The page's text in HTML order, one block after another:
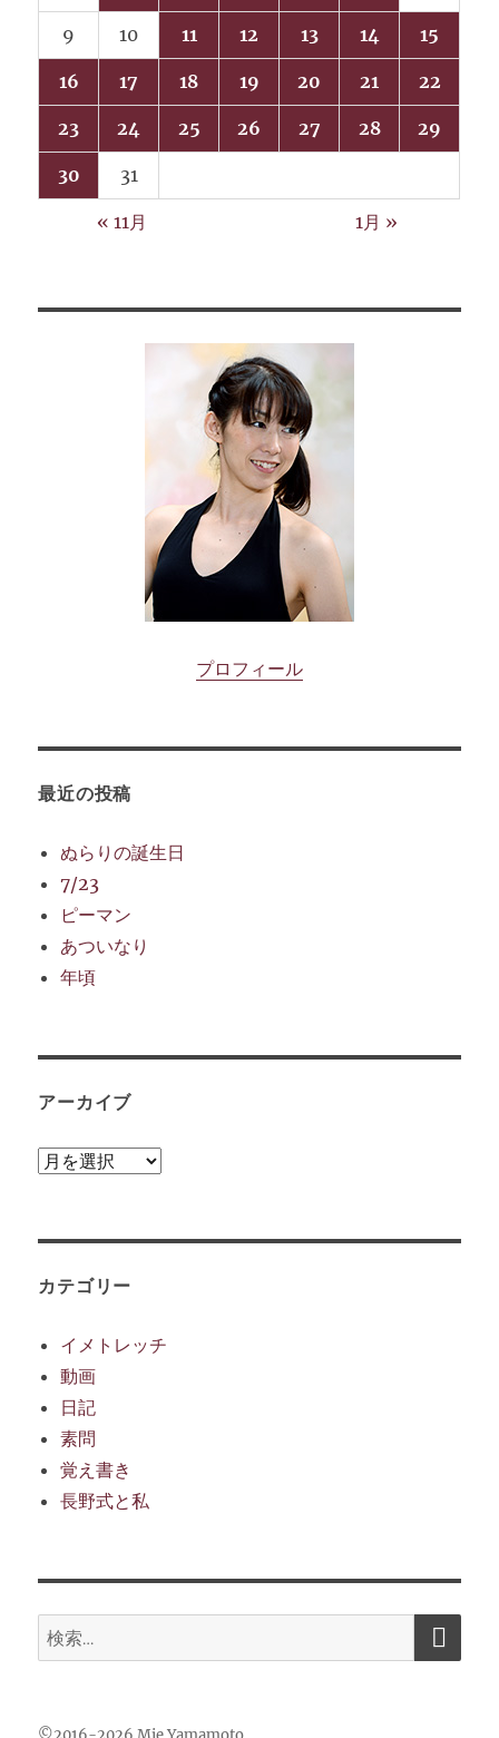
9 10 11 12 13 14 15
16 17 18 19 20 21 22
23 24 25 26 27 28 29
30 31
« 11月 1月 »
プロフィール
最近の投稿
ぬらりの誕生日
7/23
ピーマン
あついなり
年頃
アーカイブ
ア
ブ
カテゴリー
イメトレッチ
動画
日記
素問
覚え書き
長野式と私
検
索:
検